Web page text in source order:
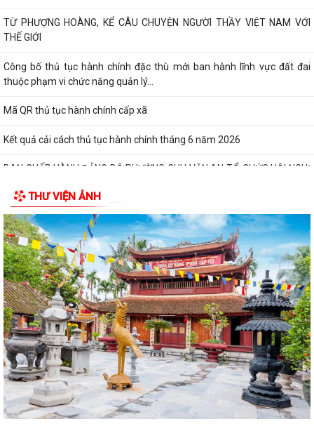
TỪ PHƯỢNG HOÀNG, KỂ CÂU CHUYỆN NGƯỜI THẦY VIỆT NAM VỚI
THẾ GIỚI
Công bố thủ tục hành chính đặc thù mới ban hành lĩnh vực đất đai
thuộc phạm vi chức năng quản lý...
Mã QR thủ tục hành chính cấp xã
Kết quả cải cách thủ tục hành chính tháng 6 năm 2026
BAN CHẤP HÀNH ĐẢNG BỘ PHƯỜNG CHU VĂN AN TỔ CHỨC HỘI NGHỊ
BAN THƯỜNG VỤ ĐẢNG ỦY PHƯỜNG CHU VĂN AN TỔ CHỨC HỘI NGHỊ
LẦN THỨ 29
QUYẾT ĐỊNH Về việc công khai dự toán thu - chi ngân sách phường
Chu Văn An 6 tháng đầu năm 2026
CẢI CÁCH HÀNH CHÍNH GẮN VỚI XÂY DỰNG CHÍNH QUYỀN SỐ – NỀN
TẢNG PHÁT TRIỂN BỀN VỮNG CỦA PHƯỜNG CHU...
CẢI CÁCH HÀNH CHÍNH – ĐỘNG LỰC XÂY DỰNG CHÍNH QUYỀN PHỤC
VỤ TẠI PHƯỜNG CHU VĂN AN
CHUYỂN ĐỔI SỐ – ĐỘNG LỰC THÚC ĐẨY CẢI CÁCH HÀNH CHÍNH TẠI
PHƯỜNG CHU VĂN AN
THƯ VIỆN ẢNH